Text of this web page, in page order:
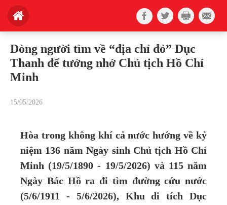
Dòng người tìm về “địa chỉ đỏ” Dục
Thanh để tưởng nhớ Chủ tịch Hồ Chí
Minh
15/05/2026
Hòa trong không khí cả nước hướng về kỷ
niệm 136 năm Ngày sinh Chủ tịch Hồ Chí
Minh (19/5/1890 - 19/5/2026) và 115 năm
Ngày Bác Hồ ra đi tìm đường cứu nước
(5/6/1911 - 5/6/2026), Khu di tích Dục